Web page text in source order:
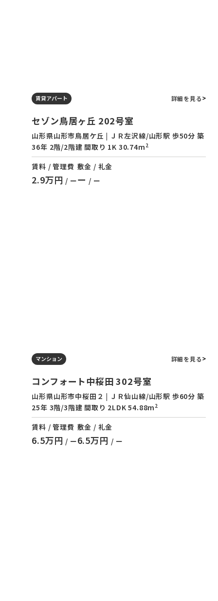
賃貸アパート 詳細を見る
セゾン鳥居ヶ丘 202号室
山形県山形市鳥居ケ丘 | ＪＲ左沢線/山形駅 歩50分 築
36年 2階/2階建 間取り 1K 30.74m 2
賃料 / 管理費
2.9万円 / ー
敷金 / 礼金
ー / ー
マンション 詳細を見る
コンフォート中桜田 302号室
山形県山形市中桜田２ | ＪＲ仙山線/山形駅 歩60分 築
25年 3階/3階建 間取り 2LDK 54.88m 2
賃料 / 管理費
6.5万円 / ー
敷金 / 礼金
6.5万円 / ー